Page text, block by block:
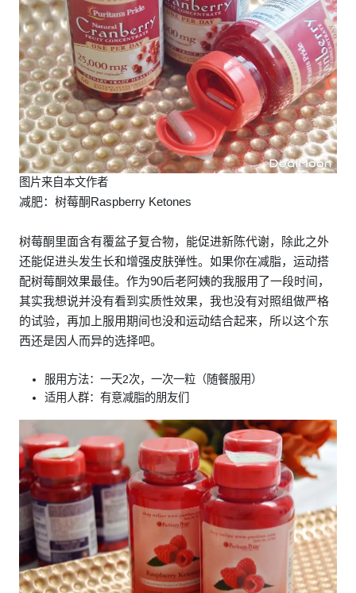
图片来自本文作者
减肥：树莓酮Raspberry Ketones
树莓酮里面含有覆盆子复合物，能促进新陈代谢，除此之外
还能促进头发生长和增强皮肤弹性。如果你在减脂，运动搭
配树莓酮效果最佳。作为90后老阿姨的我服用了一段时间，
其实我想说并没有看到实质性效果，我也没有对照组做严格
的试验，再加上服用期间也没和运动结合起来，所以这个东
西还是因人而异的选择吧。
服用方法：一天2次，一次一粒（随餐服用）
适用人群：有意减脂的朋友们